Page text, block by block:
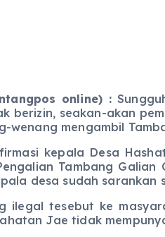
online) :
berizin, seakan-akan
wenang mengambil
kepala Desa
Tambang
desa sudah
ilegal tesebut ke
Jae tidak